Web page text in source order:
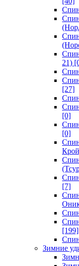
21)
[27]
[0]
[0]
[7]
[199]
Зимние